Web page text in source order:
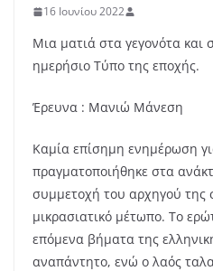
16 Ιουνίου 2022
Μια ματιά στα γεγονότα
ημερήσιο Τύπο της εποχής.
Έρευνα : Μανιώ Μάνεση
Καμία επίσημη ενημέρωση
πραγματοποιήθηκε στα
συμμετοχή του αρχηγού της
μικρασιατικό μέτωπο. Το
επόμενα βήματα της
αναπάντητο, ενώ ο λαός